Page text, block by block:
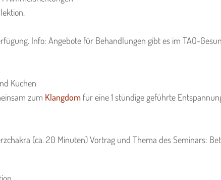
Info: Angebote für Behandlungen gibt es im TAO-
Kuchen
zum Klangdom für eine 1 stündige geführte
(ca. 20 Minuten) Vortrag und Thema des Seminars: